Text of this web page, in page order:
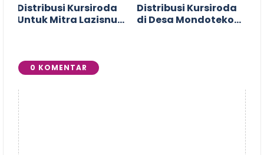
Distribusi Kursiroda
Untuk Mitra Lazisnu
Distribusi Kursiroda
di Desa Mondoteko
0 KOMENTAR